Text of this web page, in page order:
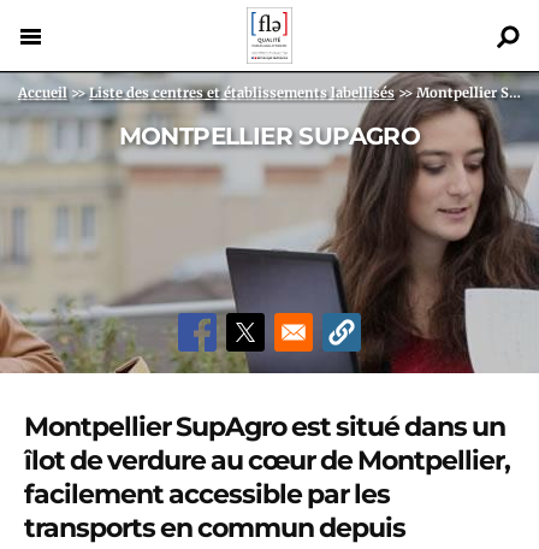
au
contenu
principal
Fil d'Ariane
Accueil >> Liste des centres et établissements labellisés >> Montpellier SupAgro
Back
to
MONTPELLIER SUPAGRO
Montpellier SupAgroest situé dans un
îlot de verdure au cœur de Montpellier,
facilement accessible par les
transports en commun depuis